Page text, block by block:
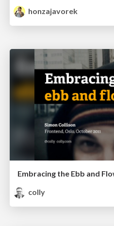
honzajavorek
Embracing the Ebb and
colly